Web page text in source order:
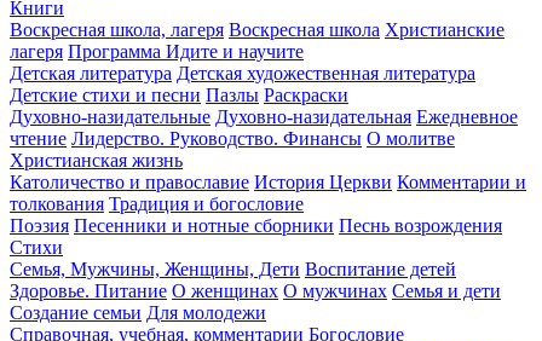
Книги
Воскресная школа, лагеря Воскресная школа Христианские
лагеря Программа Идите и научите
Детская литература Детская художественная литература
Детские стихи и песни Пазлы Раскраски
Духовно-назидательные Духовно-назидательная Ежедневное
чтение Лидерство. Руководство. Финансы О молитве
Христианская жизнь
Католичество и православие История Церкви Комментарии и
толкования Традиция и богословие
Поэзия Песенники и нотные сборники Песнь возрождения
Стихи
Семья, Мужчины, Женщины, Дети Воспитание детей
Здоровье. Питание О женщинах О мужчинах Семья и дети
Создание семьи Для молодежи
Справочная, учебная, комментарии Богословие